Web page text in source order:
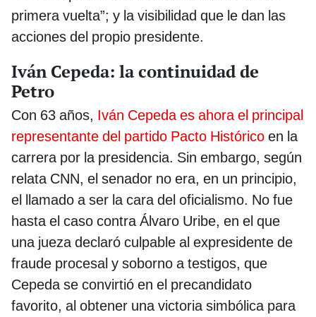
primera vuelta”; y la visibilidad que le dan las
acciones del propio presidente.
Iván Cepeda: la continuidad de
Petro
Con 63 años, Iván Cepeda es ahora el principal
representante del partido Pacto Histórico en la
carrera por la presidencia. Sin embargo, según
relata CNN, el senador no era, en un principio,
el llamado a ser la cara del oficialismo. No fue
hasta el caso contra Álvaro Uribe, en el que
una jueza declaró culpable al expresidente de
fraude procesal y soborno a testigos, que
Cepeda se convirtió en el precandidato
favorito, al obtener una victoria simbólica para